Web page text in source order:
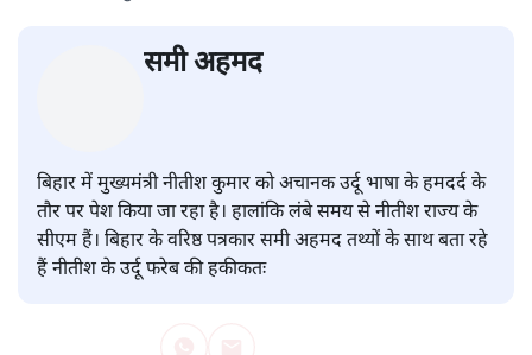
चमकाने की ऐसी कोशिश क्यों?
बिहार| समी अहमद| 29 MAR, 2025